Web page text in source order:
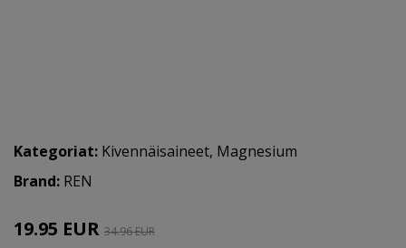
Kategoriat: Kivennäisaineet, Magnesium
Brand: REN
19.95 EUR 34.96 EUR